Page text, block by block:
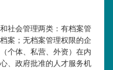
社会管理两类：有档案管
案；无档案管理权限的企
个体、私营、外资）在内
、政府批准的人才服务机